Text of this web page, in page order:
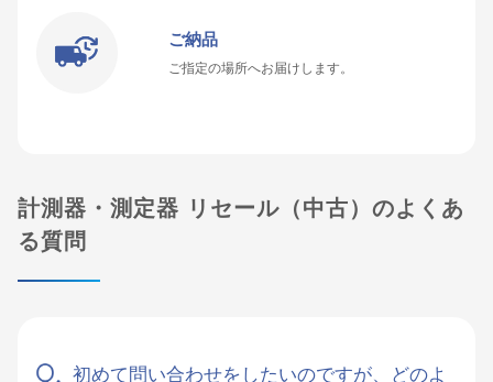
ご納品
ご指定の場所へお届けします。
計測器・測定器 リセール（中古）のよくあ
る質問
初めて問い合わせをしたいのですが、どのよ